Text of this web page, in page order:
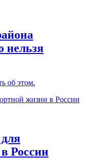
нельзя
об этом.
России